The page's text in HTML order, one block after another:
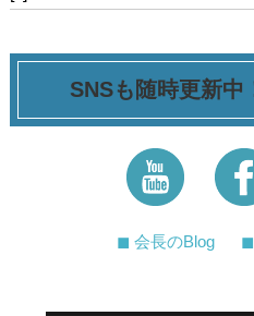
SNSも随時更新中
◼︎ 会長のBlog